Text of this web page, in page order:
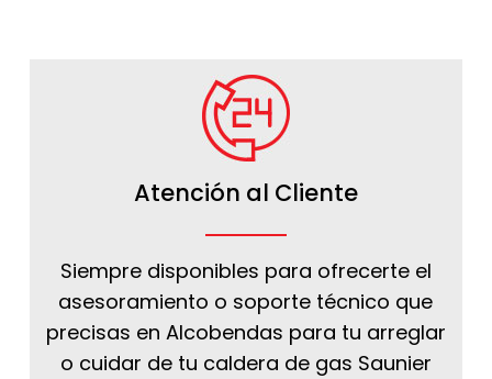
Atención al Cliente
Siempre disponibles para ofrecerte el
asesoramiento o soporte técnico que
precisas en Alcobendas para tu arreglar
o cuidar de tu caldera de gas Saunier